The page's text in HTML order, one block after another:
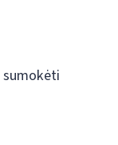
sumokėti